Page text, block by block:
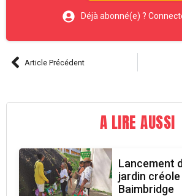
Déjà abonné(e) ?
Article Précédent
A LIRE AUSSI
Lancement
jardin
Baimbridge